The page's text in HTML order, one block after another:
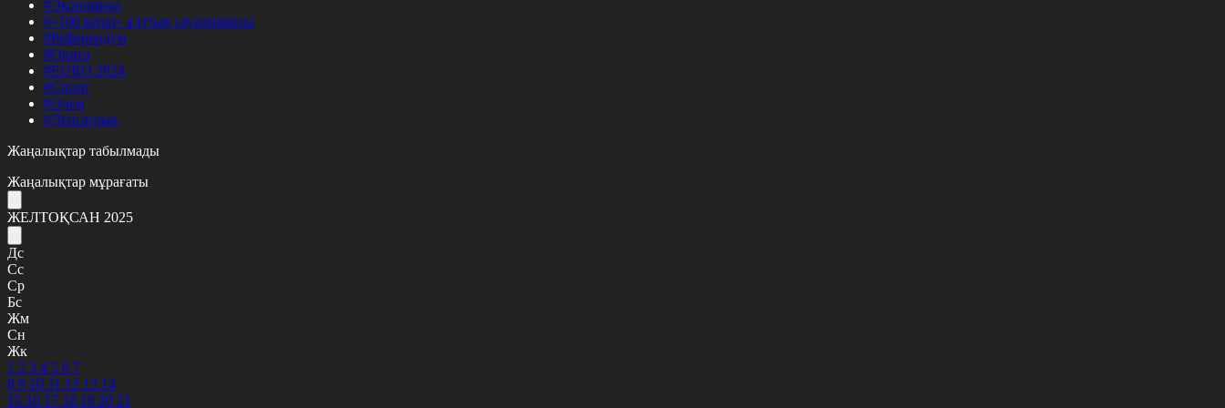
#Экономика
#«100 кітап» ұлттық сауалнамасы
#Референдум
#Оқиға
#EURO 2024
#Спорт
#Әлем
#Денсаулық
Жаңалықтар табылмады
Жаңалықтар мұрағаты
ЖЕЛТОҚСАН 2025
Дс
Сс
Ср
Бс
Жм
Сн
Жк
1 2 3 4 5 6 7
8 9 10 11 12 13 14
15 16 17 18 19 20 21